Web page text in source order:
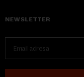
NEWSLETTER